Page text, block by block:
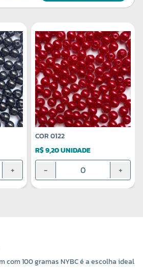
+
COR 0122
R$ 9,20 UNIDADE
- +
com 100 gramas NYBC é a escolha ideal